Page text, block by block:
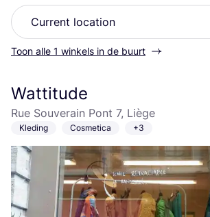
Toon alle 1 winkels in de buurt
Wattitude
Rue Souverain Pont 7, Liège
Kleding Cosmetica +3